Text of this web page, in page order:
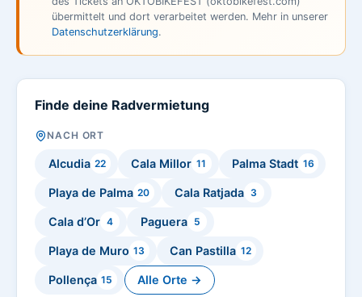
übermittelt und dort verarbeitet werden. Mehr in unserer
Datenschutzerklärung.
Finde deine Radvermietung
NACH ORT
Alcudia 22 Cala Millor 11 Palma Stadt 16
Playa de Palma 20 Cala Ratjada 3
Cala d’Or 4 Paguera 5
Playa de Muro 13 Can Pastilla 12
Pollença 15 Alle Orte →